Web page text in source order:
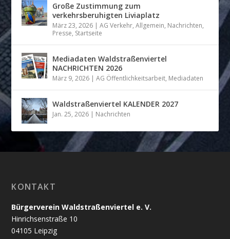
Große Zustimmung zum
verkehrsberuhigten Liviaplatz
März 23, 2026 |AG Verkehr,Allgemein, Nachrichten,
Presse, Startseite
Mediadaten Waldstraßenviertel
NACHRICHTEN 2026
März 9, 2026 |AG Öffentlichkeitsarbeit, Mediadaten
Waldstraßenviertel KALENDER 2027
Jan. 25, 2026 | Nachrichten
KONTAKT
Bürgerverein Waldstraßenviertel e. V.
Hinrichsenstraße 10
04105 Leipzig